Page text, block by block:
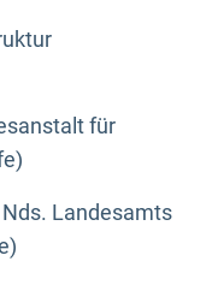
für
Landesamts